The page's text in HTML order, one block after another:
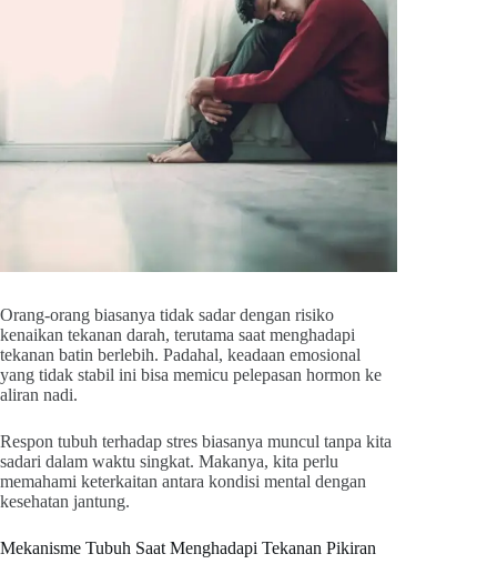
Orang-orang biasanya tidak sadar dengan risiko
kenaikan tekanan darah, terutama saat menghadapi
tekanan batin berlebih. Padahal, keadaan emosional
yang tidak stabil ini bisa memicu pelepasan hormon ke
aliran nadi.
Respon tubuh terhadap stres biasanya muncul tanpa kita
sadari dalam waktu singkat. Makanya, kita perlu
memahami keterkaitan antara kondisi mental dengan
kesehatan jantung.
Mekanisme Tubuh Saat Menghadapi Tekanan Pikiran